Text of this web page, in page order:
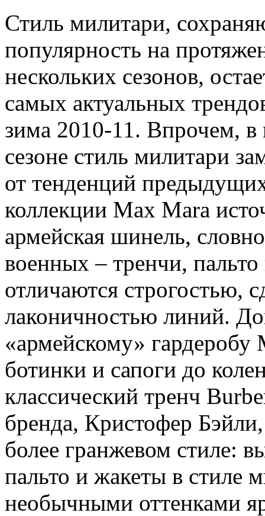
Стиль милитари,
популярность на
нескольких сезонов,
самых актуальных
зима 2010-11. Впрочем,
сезоне стиль милитари
от тенденций
коллекции Max Mara
армейская шинель,
военных – тренчи,
отличаются строгостью,
лаконичностью линий.
«армейскому» гардеробу
ботинки и сапоги до
классический тренч
бренда, Кристофер
более гранжевом стиле:
пальто и жакеты в стиле
необычными оттенками